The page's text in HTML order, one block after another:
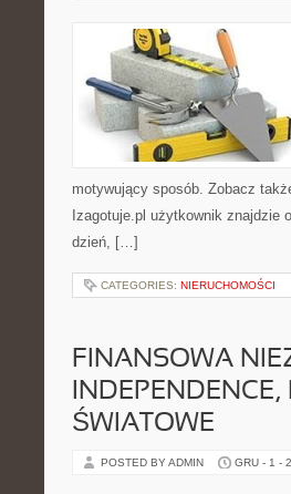
motywujący sposób. Zobacz
Izagotuje.pl użytkownik znajdzie
dzień, […]
CATEGORIES: NIERUCHOMOŚCI
FINANSOWA
INDEPENDENCE,
ŚWIATOWE
POSTED BY ADMIN GRU - 1 -